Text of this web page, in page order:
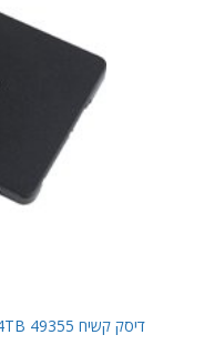
דיסק קשיח Verbatim Vi550 S3 2.5 Inch SSD 4TB 49355